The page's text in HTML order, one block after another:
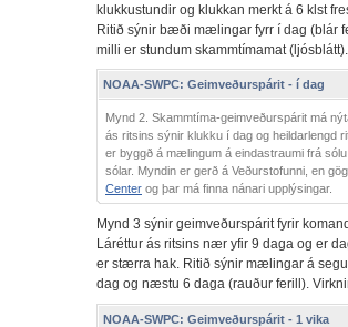
klukkustundir og klukkan merkt á 6 klst
Ritið sýnir bæði mælingar fyrr í dag (blár
milli er stundum skammtímamat (ljósblátt).
NOAA-SWPC: Geimveðurspárit - í dag
Mynd 2. Skammtíma-geimveðurspárit má
ás ritsins sýnir klukku í dag og heildarlengd
er byggð á mælingum á eindastraumi frá
sólar. Myndin er gerð á Veðurstofunni, en
Center og þar má finna nánari upplýsingar.
Mynd 3 sýnir geimveðurspárit fyrir
Láréttur ás ritsins nær yfir 9 daga og er
er stærra hak. Ritið sýnir mælingar á
dag og næstu 6 daga (rauður ferill).
NOAA-SWPC: Geimveðurspárit - 1 vika